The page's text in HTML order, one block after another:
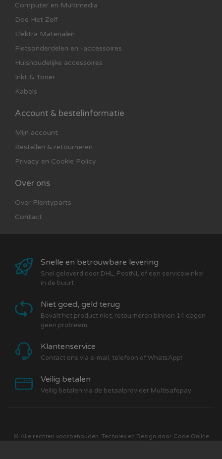
Computer en Multimedia
Doe Het Zelf
Elektra Materialen
Fietsonderdelen en -accessoires
Huishoudelijke accessoires
Inkt & Toner
Kabels
Account & bestelinformatie
Mijn account
Bestellen & retourneren
Privacy en Cookie Policy
Over ons
Over Plentyparts
Contact
Snelle en betrouwbare levering
Snel geleverd door DHL, PostNL of een servicewinkel
in de buurt
Niet goed, geld terug
Bevalt het product niet, retourneren binnen 14 dagen
geen probleem
Klantenservice
Contact ons via e-mail, telefoon of WhatsApp!
Veilig betalen
Veilig betalen via de betaalprovider Multisafepay
© Alle rechten voorbehouden. Techniek en Design door Code Online